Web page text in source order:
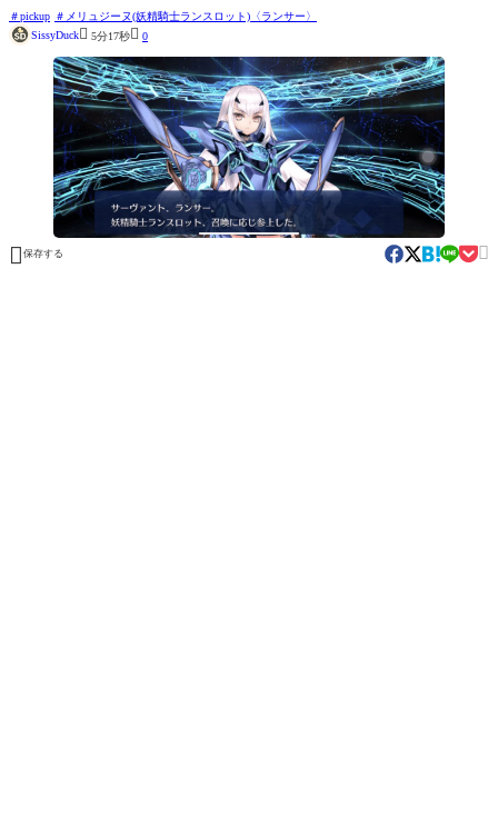
pickup
メリュジーヌ(妖精騎士ランスロット)〈ランサー〉
SissyDuck 5分17秒 0
 保存する 